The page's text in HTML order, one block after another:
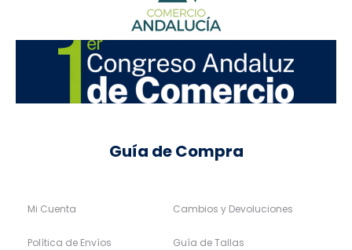
Guía de Compra
Mi Cuenta
Política de Envíos
Cambios y Devoluciones
Guía de Tallas